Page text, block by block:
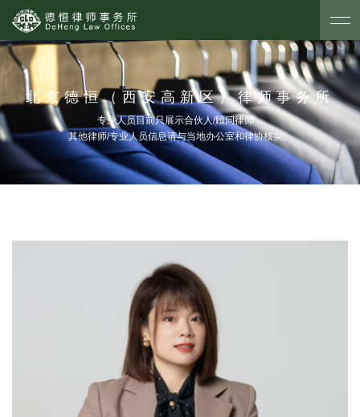
北京德恒（西安高新区）律师事务所
专业人员目前只展示合伙人/顾问律师，
其他律师/专业人员信息请与当地办公室和律协核实。